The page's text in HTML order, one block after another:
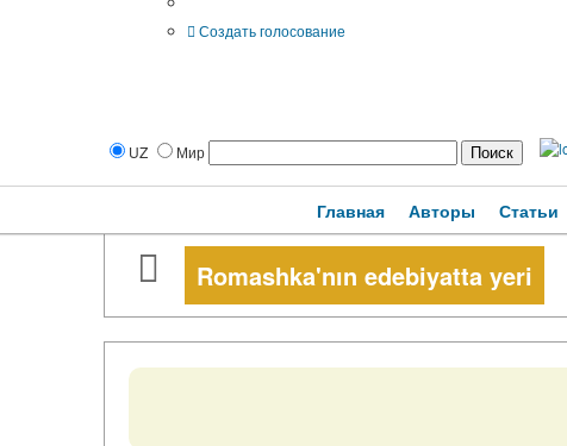
Создать голосование
UZ Мир
Главная Авторы Статьи
Romashka'nın edebiyatta yeri